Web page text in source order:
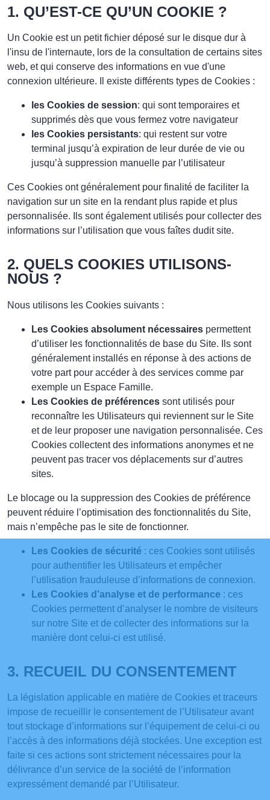
1. QU’EST-CE QU’UN COOKIE ?
Un Cookie est un petit fichier déposé sur le disque dur à
l'insu de l'internaute, lors de la consultation de certains sites
web, et qui conserve des informations en vue d'une
connexion ultérieure. Il existe différents types de Cookies :
les Cookies de session: qui sont temporaires et
supprimés dès que vous fermez votre navigateur
les Cookies persistants: qui restent sur votre
terminal jusqu’à expiration de leur durée de vie ou
jusqu’à suppression manuelle par l’utilisateur
Ces Cookies ont généralement pour finalité de faciliter la
navigation sur un site en la rendant plus rapide et plus
personnalisée. Ils sont également utilisés pour collecter des
informations sur l’utilisation que vous faîtes dudit site.
2. QUELS COOKIES UTILISONS-
NOUS ?
Nous utilisons les Cookies suivants :
Les Cookies absolument nécessaires permettent
d’utiliser les fonctionnalités de base du Site. Ils sont
généralement installés en réponse à des actions de
votre part pour accéder à des services comme par
exemple un Espace Famille.
Les Cookies de préférences sont utilisés pour
reconnaître les Utilisateurs qui reviennent sur le Site
et de leur proposer une navigation personnalisée. Ces
Cookies collectent des informations anonymes et ne
peuvent pas tracer vos déplacements sur d’autres
sites.
Le blocage ou la suppression des Cookies de préférence
peuvent réduire l’optimisation des fonctionnalités du Site,
mais n’empêche pas le site de fonctionner.
Les Cookies de sécurité : ces Cookies sont utilisés
pour authentifier les Utilisateurs et empêcher
l’utilisation frauduleuse d’informations de connexion.
Les Cookies d’analyse et de performance : ces
Cookies permettent d’analyser le nombre de visiteurs
sur notre Site et de collecter des informations sur la
manière dont celui-ci est utilisé.
3. RECUEIL DU CONSENTEMENT
La législation applicable en matière de Cookies et traceurs
impose de recueillir le consentement de l’Utilisateur avant
tout stockage d’informations sur l’équipement de celui-ci ou
l’accès à des informations déjà stockées. Une exception est
faite si ces actions sont strictement nécessaires pour la
délivrance d’un service de la société de l’information
expressément demandé par l’Utilisateur.